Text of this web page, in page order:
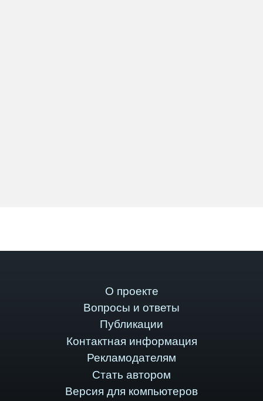
О проекте
Вопросы и ответы
Публикации
Контактная информация
Рекламодателям
Стать автором
Версия для компьютеров